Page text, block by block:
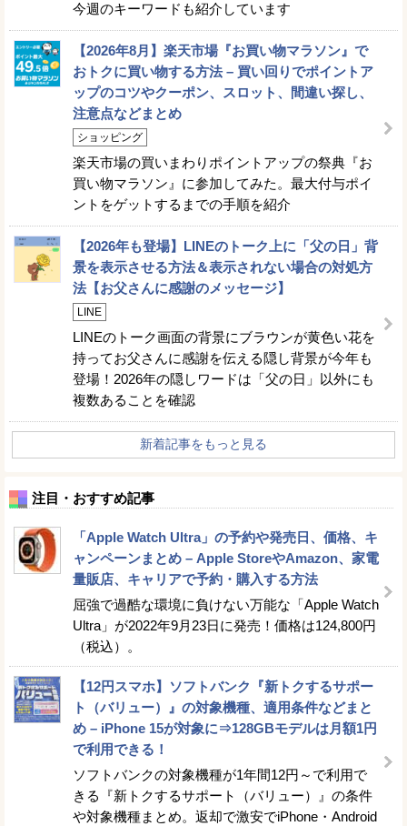
今週のキーワードも紹介しています
【2026年8月】楽天市場『お買い物マラソン』で
おトクに買い物する方法 – 買い回りでポイントア
ップのコツやクーポン、スロット、間違い探し、
注意点などまとめ
ショッピング
楽天市場の買いまわりポイントアップの祭典『お
買い物マラソン』に参加してみた。最大付与ポイ
ントをゲットするまでの手順を紹介
【2026年も登場】LINEのトーク上に「父の日」背
景を表示させる方法＆表示されない場合の対処方
法【お父さんに感謝のメッセージ】
LINE
LINEのトーク画面の背景にブラウンが黄色い花を
持ってお父さんに感謝を伝える隠し背景が今年も
登場！2026年の隠しワードは「父の日」以外にも
複数あることを確認
新着記事をもっと見る
注目・おすすめ記事
「Apple Watch Ultra」の予約や発売日、価格、キ
ャンペーンまとめ – Apple StoreやAmazon、家電
量販店、キャリアで予約・購入する方法
屈強で過酷な環境に負けない万能な「Apple Watch
Ultra」が2022年9月23日に発売！価格は124,800円
（税込）。
【12円スマホ】ソフトバンク『新トクするサポー
ト（バリュー）』の対象機種、適用条件などまと
め – iPhone 15が対象に⇒128GBモデルは月額1円
で利用できる！
ソフトバンクの対象機種が1年間12円～で利用で
きる『新トクするサポート（バリュー）』の条件
や対象機種まとめ。返却で激安でiPhone・Android